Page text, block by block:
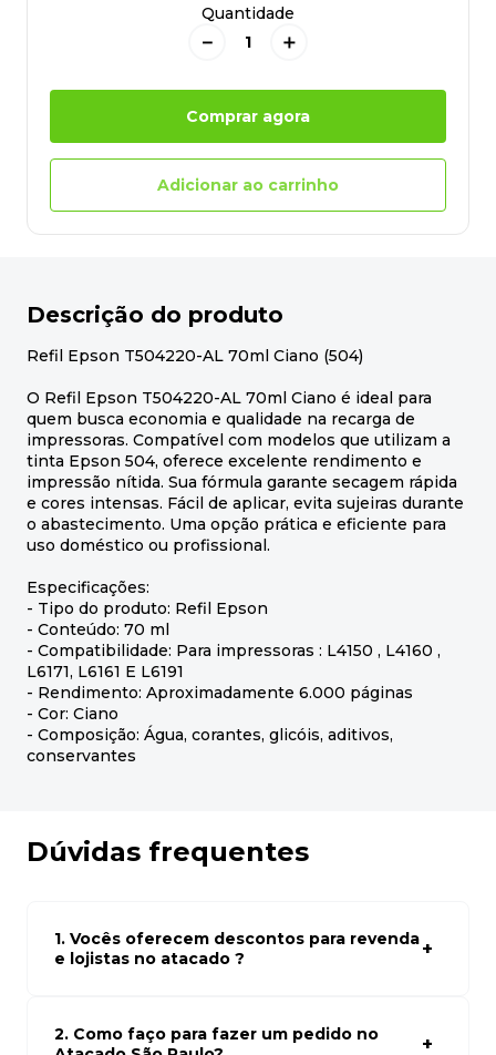
Quantidade
＋
－
Comprar agora
Adicionar ao carrinho
Descrição do produto
Refil Epson T504220-AL 70ml Ciano (504)
O Refil Epson T504220-AL 70ml Ciano é ideal para
quem busca economia e qualidade na recarga de
impressoras. Compatível com modelos que utilizam a
tinta Epson 504, oferece excelente rendimento e
impressão nítida. Sua fórmula garante secagem rápida
e cores intensas. Fácil de aplicar, evita sujeiras durante
o abastecimento. Uma opção prática e eficiente para
uso doméstico ou profissional.
Especificações:
- Tipo do produto: Refil Epson
- Conteúdo: 70 ml
- Compatibilidade: Para impressoras : L4150 , L4160 ,
L6171, L6161 E L6191
- Rendimento: Aproximadamente 6.000 páginas
- Cor: Ciano
- Composição: Água, corantes, glicóis, aditivos,
conservantes
Dúvidas frequentes
1. Vocês oferecem descontos para revenda
e lojistas no atacado ?
atacado empresas e compre com os melhores preços
para seu modelo de negócio
2. Como faço para fazer um pedido no